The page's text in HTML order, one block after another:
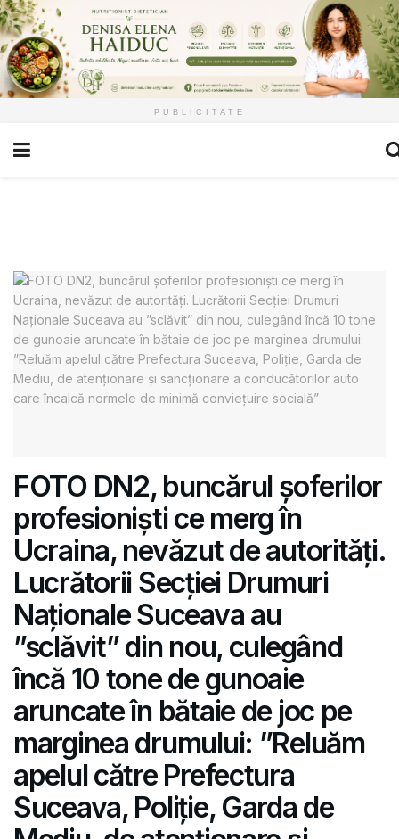
PUBLICITATE
FOTO DN2, buncărul șoferilor
profesioniști ce merg în
Ucraina, nevăzut de autorități.
Lucrătorii Secției Drumuri
Naționale Suceava au
”sclăvit” din nou, culegând
încă 10 tone de gunoaie
aruncate în bătaie de joc pe
marginea drumului: ”Reluăm
apelul către Prefectura
Suceava, Poliție, Garda de